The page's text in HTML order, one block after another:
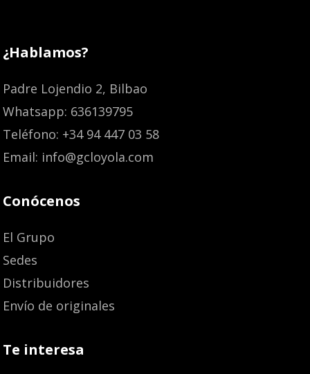
¿Hablamos?
Padre Lojendio 2, Bilbao
Whatsapp: 636139795
Teléfono: +34 94 447 03 58
Email: info@gcloyola.com
Conócenos
El Grupo
Sedes
Distribuidores
Envío de originales
Te interesa